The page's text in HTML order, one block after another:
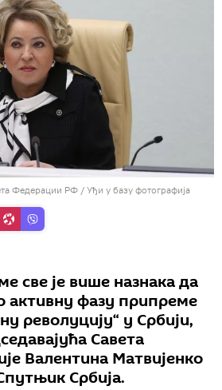
Федерации РФ / Уђи у базу фотографија
све је више назнака да
активну фазу припреме
револуцију“ у Србији,
Савета
Валентина Матвијенко
Србија.